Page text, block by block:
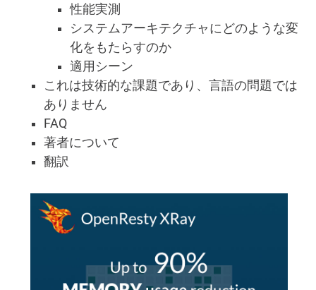
性能実測
システムアーキテクチャにどのような変
化をもたらすのか
適用シーン
これは技術的な課題であり、言語の問題では
ありません
FAQ
著者について
翻訳